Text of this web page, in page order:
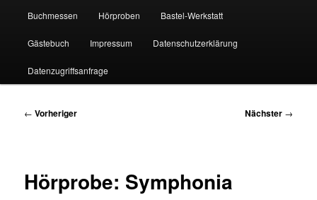
Buchmessen Hörproben Bastel-Werkstatt
Gästebuch Impressum Datenschutzerklärung
Datenzugriffsanfrage
Beitragsnavigation
← Vorheriger Nächster →
Hörprobe: Symphonia